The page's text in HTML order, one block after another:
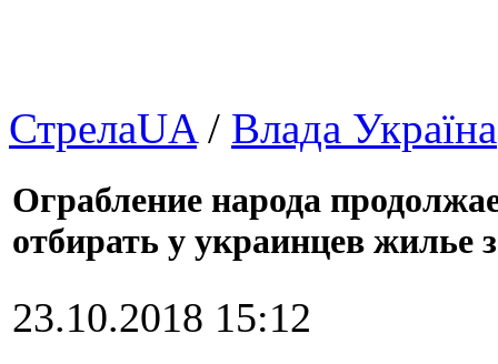
СтрелаUA/ Влада Україна
Ограбление народа
отбирать у украинцев жилье
23.10.2018 15:12